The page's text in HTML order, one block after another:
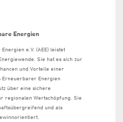
Energien
e.V. (AEE) leistet
Sie hat es sich zur
und Vorteile einer
Erneuerbarer Energien
über eine sichere
regionalen Wertschöpfung. Sie
und als